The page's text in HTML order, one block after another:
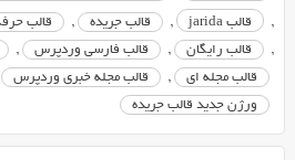
, قالب jarida , قالب جریده , قالب
,
قالب رایگان , قالب فارسی وردپرس ,
قالب مجله ای
, قالب مجله خبری وردپرس
ورژن جدید قالب جریده